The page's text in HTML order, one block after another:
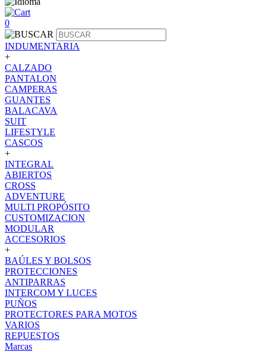
0
INDUMENTARIA
+
CALZADO
PANTALON
CAMPERAS
GUANTES
BALACAVA
SUIT
LIFESTYLE
CASCOS
+
INTEGRAL
ABIERTOS
CROSS
ADVENTURE
MULTI PROPÓSITO
CUSTOMIZACION
MODULAR
ACCESORIOS
+
BAÚLES Y BOLSOS
PROTECCIONES
ANTIPARRAS
INTERCOM Y LUCES
PUÑOS
PROTECTORES PARA MOTOS
VARIOS
REPUESTOS
Marcas